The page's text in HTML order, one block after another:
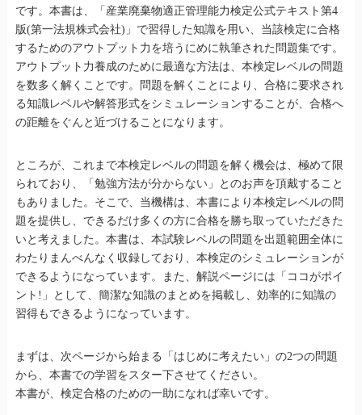
です。本書は、「産業廃棄物適正管理能力検定公式テキスト第4
版(第一法規株式会社)」で習得した知識を用い、当該検定に合格
するためのアウトプット力を培うにめに執筆された問題集です。
アウトプット力養成のために最適な方法は、本検定レベルの問題
を数多く解くことです。問題を解くことにより、合格に要求され
る知識レベルや解答形式をシミュレーションすることが、合格へ
の距離をぐんと近づけることになります。
ところが、これまで本検定レベルの問題を解く機会は、極めて限
られており、「勉強方法が分からない」とのお声を頂戴すること
もありました。そこで、当機構は、本書により本検定レベルの問
題を提供し、できるだけ多くの方に合格を勝ち取っていただきた
いと考えました。本書は、本試験レベルの問題を出題範囲全体に
わたりまんべんなく収録しており、本検定のシミュレーションが
できるようになっています。また、解説ページには「ココがポイ
ント!」として、簡潔な知識のまとめを掲載し、効率的に知識の
習得もできるようになっています。
まずは、次ページから始まる「はじめに考えたい」の2つの問題
から、本書での学習をスター下させてください。
本書が、検定合格のための一助になれば幸いです。